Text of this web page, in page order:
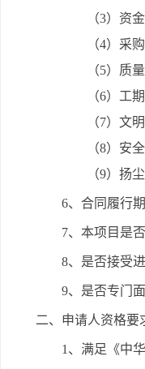
（3）资
（4）采
（5）质
（6）工
（7）文
（8）安
（9）扬
6、合同履行
7、本项目是
8、是否接受
9、是否专门
二、申请人资格要
1、满足《中